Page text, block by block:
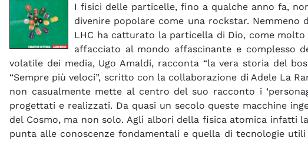
I fisici delle particelle, fino a qualche anno fa,
divenire popolare come una rockstar.
LHC ha catturato la particella di Dio, come
affacciato al mondo affascinante e complesso
volatile dei media, Ugo Amaldi, racconta “la vera storia del
“Sempre più veloci”, scritto con la collaborazione di Adele La
non casualmente mette al centro del suo racconto i
progettati e realizzati. Da quasi un secolo queste macchine
del Cosmo, ma non solo. Agli albori della fisica atomica infatti
punta alle conoscenze fondamentali e quella di tecnologie